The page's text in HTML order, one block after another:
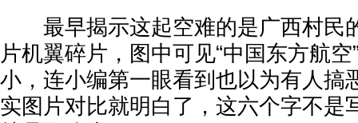
最早揭示这起空难的是广西村民
片机翼碎片，图中可见“中国东方航
小，连小编第一眼看到也以为有人搞
实图片对比就明白了，这六个字不是